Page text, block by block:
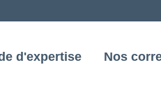
d'expertise Nos